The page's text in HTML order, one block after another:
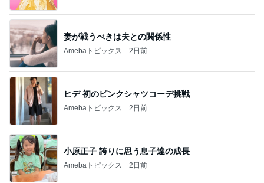
妻が戦うべきは夫との関係性
Amebaトピックス 2日前
ヒデ 初のピンクシャツコーデ挑戦
Amebaトピックス 2日前
小原正子 誇りに思う息子達の成長
Amebaトピックス 2日前